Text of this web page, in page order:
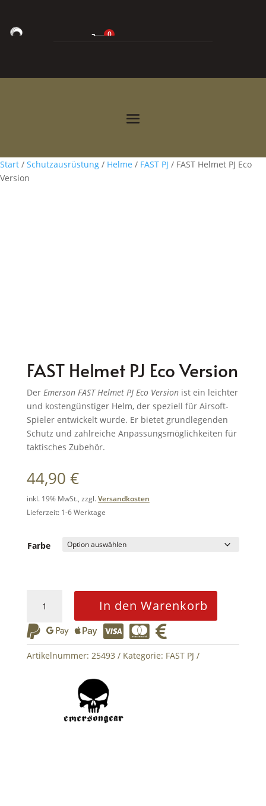
0
Start / Schutzausrüstung / Helme / FAST PJ / FAST Helmet PJ Eco
Version
FAST Helmet PJ Eco Version
Der Emerson FAST Helmet PJ Eco Versionist ein leichter
und kostengünstiger Helm, der speziell für Airsoft-
Spieler entwickelt wurde. Er bietet grundlegenden
Schutz und zahlreiche Anpassungsmöglichkeiten für
taktisches Zubehör.
44,90 €
inkl. 19% MwSt., zzgl.Versandkosten
Lieferzeit: 1-6 Werktage
Farbe
Helmet
PJ
Eco
Version
In den Warenkorb
     
Artikelnummer: 25493 Kategorie: FAST PJ